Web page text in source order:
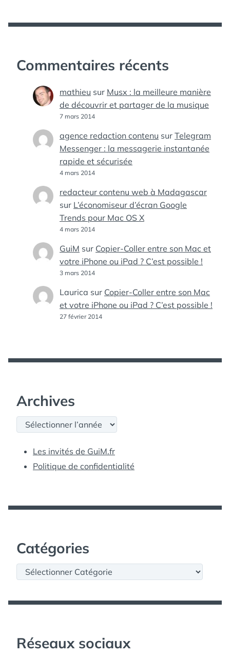
Commentaires récents
mathieu sur Musx : la meilleure manière
de découvrir et partager de la musique
7 mars 2014
agence redaction contenu sur Telegram
Messenger : la messagerie instantanée
rapide et sécurisée
4 mars 2014
redacteur contenu web à Madagascar
sur L’économiseur d’écran Google
Trends pour Mac OS X
4 mars 2014
GuiM sur Copier-Coller entre son Mac et
votre iPhone ou iPad ? C’est possible !
3 mars 2014
Laurica sur Copier-Coller entre son Mac
et votre iPhone ou iPad ? C’est possible !
27 février 2014
Archives
Archives
Les invités de GuiM.fr
Politique de confidentialité
Catégories
Catégories
Réseaux sociaux